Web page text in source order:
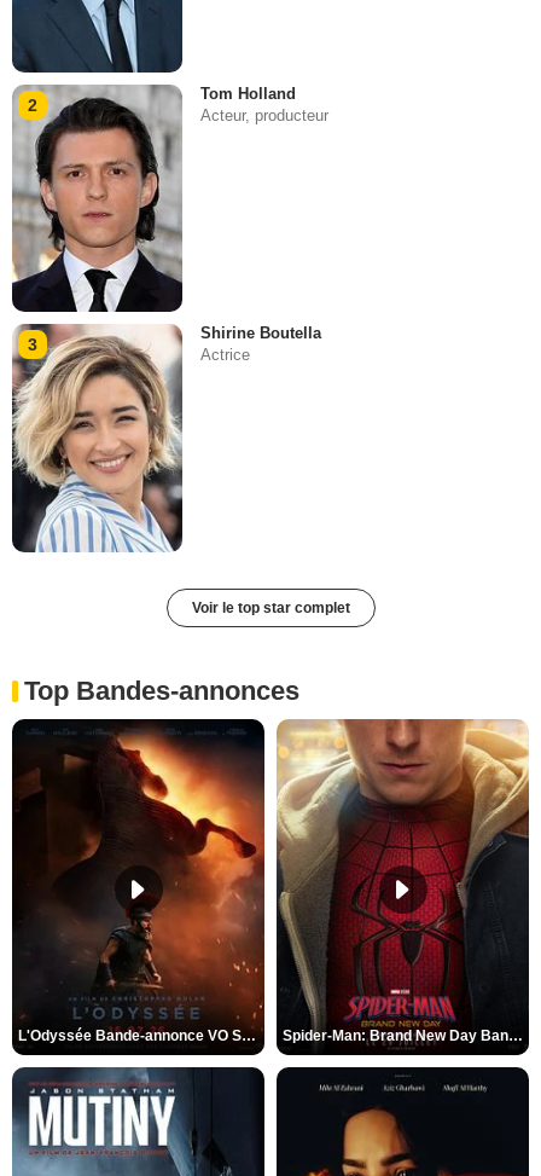
2
Tom Holland
Acteur, producteur
3
Shirine Boutella
Actrice
Voir le top star complet
Top Bandes-annonces
L'Odyssée Bande-annonce VO STFR Spider-Man: Brand New Day Bande-annonce VO STFR